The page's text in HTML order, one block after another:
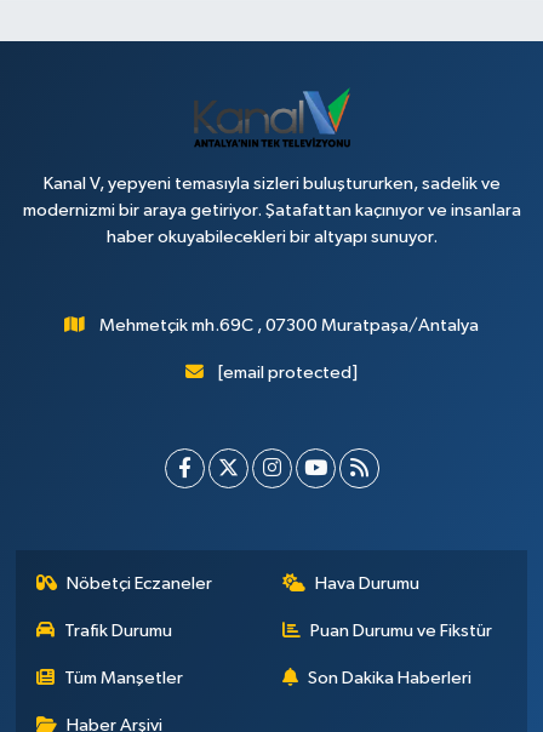
Kanal V, yepyeni temasıyla sizleri buluştururken, sadelik ve
modernizmi bir araya getiriyor. Şatafattan kaçınıyor ve insanlara
haber okuyabilecekleri bir altyapı sunuyor.
Mehmetçik mh.69C , 07300 Muratpaşa/Antalya
[email protected]
Nöbetçi Eczaneler Hava Durumu
Trafik Durumu Puan Durumu ve Fikstür
Tüm Manşetler Son Dakika Haberleri
Haber Arşivi